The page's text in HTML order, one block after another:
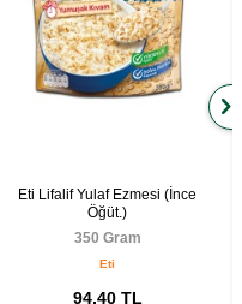
Eti Lifalif Yulaf Ezmesi (İnce
Öğüt.)
350 Gram
Eti
94,40TL